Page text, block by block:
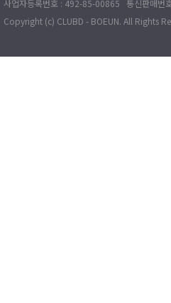
사업자등록번호 : 492-85-00865 통신판매
Copyright (c) CLUBD - BOEUN. All Rights